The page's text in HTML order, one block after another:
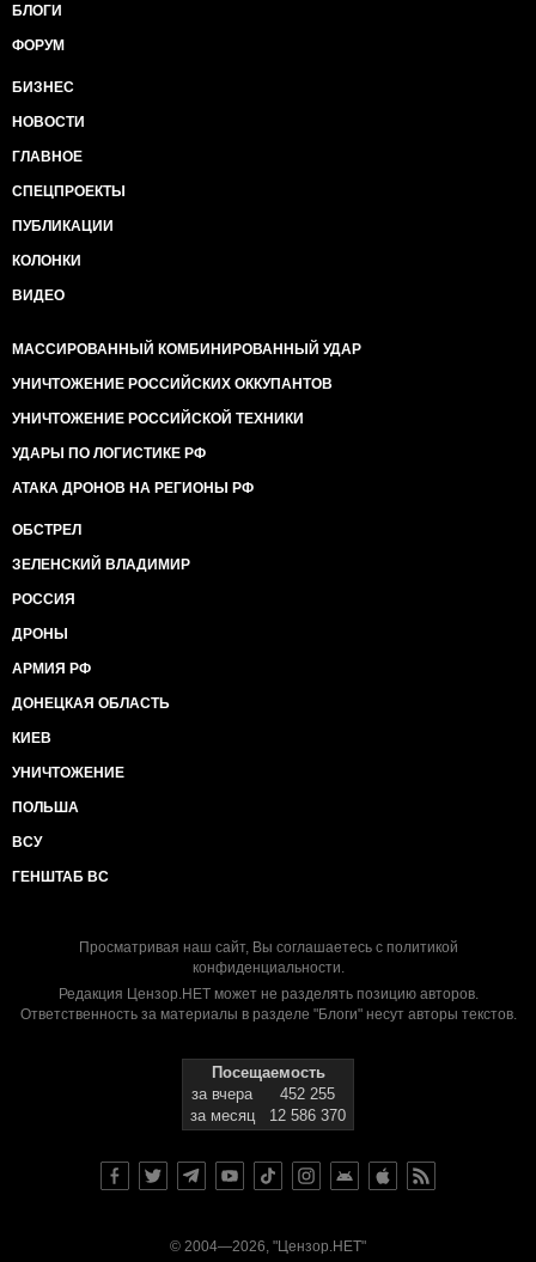
БЛОГИ
ФОРУМ
БИЗНЕС
НОВОСТИ
ГЛАВНОЕ
СПЕЦПРОЕКТЫ
ПУБЛИКАЦИИ
КОЛОНКИ
ВИДЕО
МАССИРОВАННЫЙ КОМБИНИРОВАННЫЙ УДАР
УНИЧТОЖЕНИЕ РОССИЙСКИХ ОККУПАНТОВ
УНИЧТОЖЕНИЕ РОССИЙСКОЙ ТЕХНИКИ
УДАРЫ ПО ЛОГИСТИКЕ РФ
АТАКА ДРОНОВ НА РЕГИОНЫ РФ
ОБСТРЕЛ
ЗЕЛЕНСКИЙ ВЛАДИМИР
РОССИЯ
ДРОНЫ
АРМИЯ РФ
ДОНЕЦКАЯ ОБЛАСТЬ
КИЕВ
УНИЧТОЖЕНИЕ
ПОЛЬША
ВСУ
ГЕНШТАБ ВС
Просматривая наш сайт, Вы соглашаетесь с политикой
конфиденциальности.
Редакция Цензор.НЕТ может не разделять позицию авторов.
Ответственность за материалы в разделе "Блоги" несут авторы текстов.
Посещаемость
за вчера
452 255
за месяц
12 586 370
© 2004—2026, "Цензор.НЕТ"